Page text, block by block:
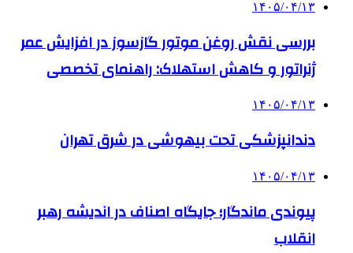
۱۴۰۵/۰۴/۱۳
بررسی نقش روغن موتور گازسوز در افزایش عمر
ژنراتور و کاهش استهلاک: راهنمای تخصصی
۱۴۰۵/۰۴/۱۳
دندانپزشکی تحت بیهوشی در شرق تهران
۱۴۰۵/۰۴/۱۳
پیوندی ماندگار؛ جایگاه اصناف در اندیشه رهبر
انقلاب